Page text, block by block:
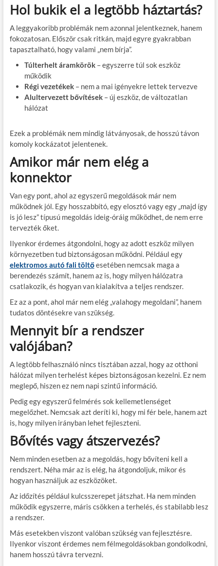
Hol bukik el a legtöbb háztartás?
A leggyakoribb problémák nem azonnal jelentkeznek, hanem
fokozatosan. Először csak ritkán, majd egyre gyakrabban
tapasztalható, hogy valami „nem bírja”.
Túlterhelt áramkörök– egyszerre túl sok eszköz
működik
Régi vezetékek– nem a mai igényekre lettek tervezve
Alultervezett bővítések– új eszköz, de változatlan
hálózat
Ezek a problémák nem mindig látványosak, de hosszú távon
komoly kockázatot jelentenek.
Amikor már nem elég a
konnektor
Van egy pont, ahol az egyszerű megoldások már nem
működnek jól. Egy hosszabbító, egy elosztó vagy egy „majd így
is jó lesz” típusú megoldás ideig-óráig működhet, de nem erre
tervezték őket.
Ilyenkor érdemes átgondolni, hogy az adott eszköz milyen
környezetben tud biztonságosan működni. Például egy
elektromos autó fali töltőesetében nemcsak maga a
berendezés számít, hanem az is, hogy milyen hálózatra
csatlakozik, és hogyan van kialakítva a teljes rendszer.
Ez az a pont, ahol már nem elég „valahogy megoldani”, hanem
tudatos döntésekre van szükség.
Mennyit bír a rendszer
valójában?
A legtöbb felhasználó nincs tisztában azzal, hogy az otthoni
hálózat milyen terhelést képes biztonságosan kezelni. Ez nem
meglepő, hiszen ez nem napi szintű információ.
Pedig egy egyszerű felmérés sok kellemetlenséget
megelőzhet. Nemcsak azt deríti ki, hogy mi fér bele, hanem azt
is, hogy milyen irányban lehet fejleszteni.
Bővítés vagy átszervezés?
Nem minden esetben az a megoldás, hogy bővíteni kell a
rendszert. Néha már az is elég, ha átgondoljuk, mikor és
hogyan használjuk az eszközöket.
Az időzítés például kulcsszerepet játszhat. Ha nem minden
működik egyszerre, máris csökken a terhelés, és stabilabb lesz
a rendszer.
Más esetekben viszont valóban szükség van fejlesztésre.
Ilyenkor viszont érdemes nem félmegoldásokban gondolkodni,
hanem hosszú távra tervezni.